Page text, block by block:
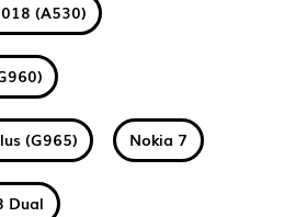
(A530)
(G965) Nokia 7
Dual